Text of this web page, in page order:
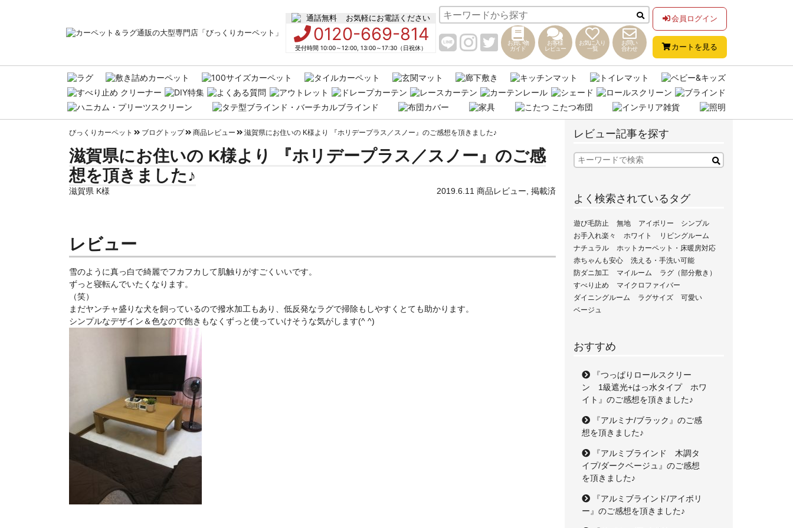
お気軽にお電話ください
0120-669-814
受付時間 10:00～12:00, 13:00～17:30（日祝休）
お買い物
ガイド
お客様
レビュー
お気に入り
一覧
お問い
合わせ
会員ログイン
カートを見る
びっくりカーペット ブログトップ 商品レビュー 滋賀県にお住いの K様より 『ホリデープラス／スノー』のご感想を頂きました♪
滋賀県にお住いの K様より 『ホリデープラス／スノー』のご感
想を頂きました♪
滋賀県 K様 2019.6.11 商品レビュー 掲載済
レビュー
雪のように真っ白で綺麗でフカフカして肌触りがすごくいいです。
ずっと寝転んでいたくなります。
（笑）
まだヤンチャ盛りな犬を飼っているので撥水加工もあり、低反発なラグで掃除もしやすくとても助かります。
シンプルなデザイン＆色なので飽きもなくずっと使っていけそうな気がします(^ ^)
レビュー記事を探す
よく検索されているタグ
遊び毛防止 無地 アイボリー
シンプル
お手入れ楽々
ホワイト
リビングルーム
ナチュラル
ホットカーペット・床暖房対応
赤ちゃんも安心
洗える・手洗い可能
防ダニ加工
マイルーム
ラグ（部分敷き）
すべり止め
マイクロファイバー
ダイニングルーム
ラグサイズ
可愛い
ベージュ
おすすめ
『つっぱりロールスクリー
ン 1級遮光+はっ水タイプ ホワ
イト』のご感想を頂きました♪
『アルミナ/ブラック』のご感
想を頂きました♪
『アルミブラインド 木調タ
イプ/ダークベージュ』のご感想
を頂きました♪
『アルミブラインド/アイボリ
ー』のご感想を頂きました♪